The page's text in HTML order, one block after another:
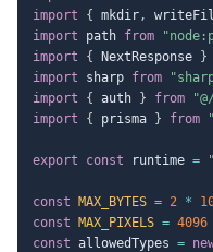
import
{ mkdir,
import path from
import
{ NextResponse }
import sharp from
import
{ auth } from
import
{ prisma } from
export const runtime =
const MAX_BYTES = 2 *
const
MAX_PIXELS = 4096
const allowedTypes =